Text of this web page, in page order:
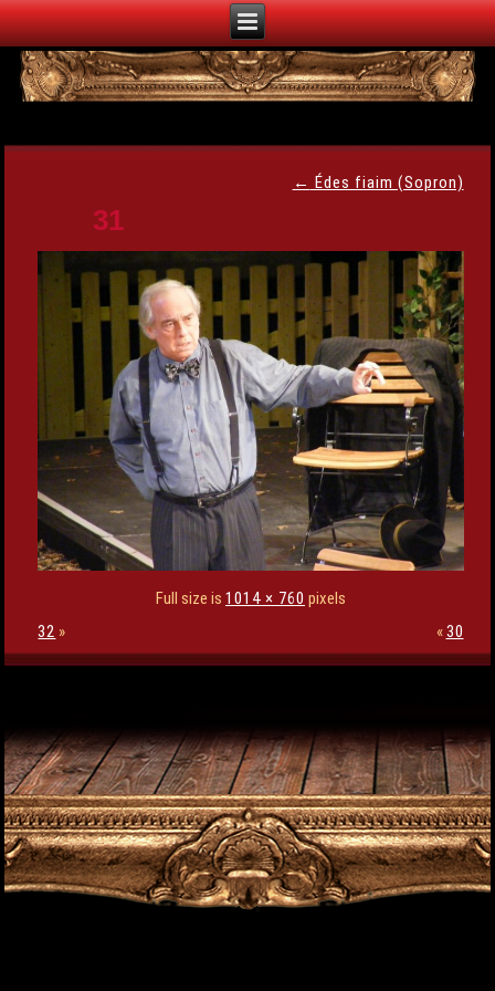
← Édes fiaim (Sopron)
31
Full size is 1014 × 760 pixels
32 » «30